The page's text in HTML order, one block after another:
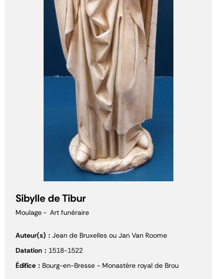
Sibylle de Tibur
Moulage Art funéraire
Auteur(s)
Jean de Bruxelles ou Jan Van Roome
Datation
1518-1522
Édifice
Bourg-en-Bresse - Monastère royal de Brou